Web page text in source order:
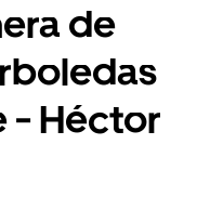
de
- Héctor